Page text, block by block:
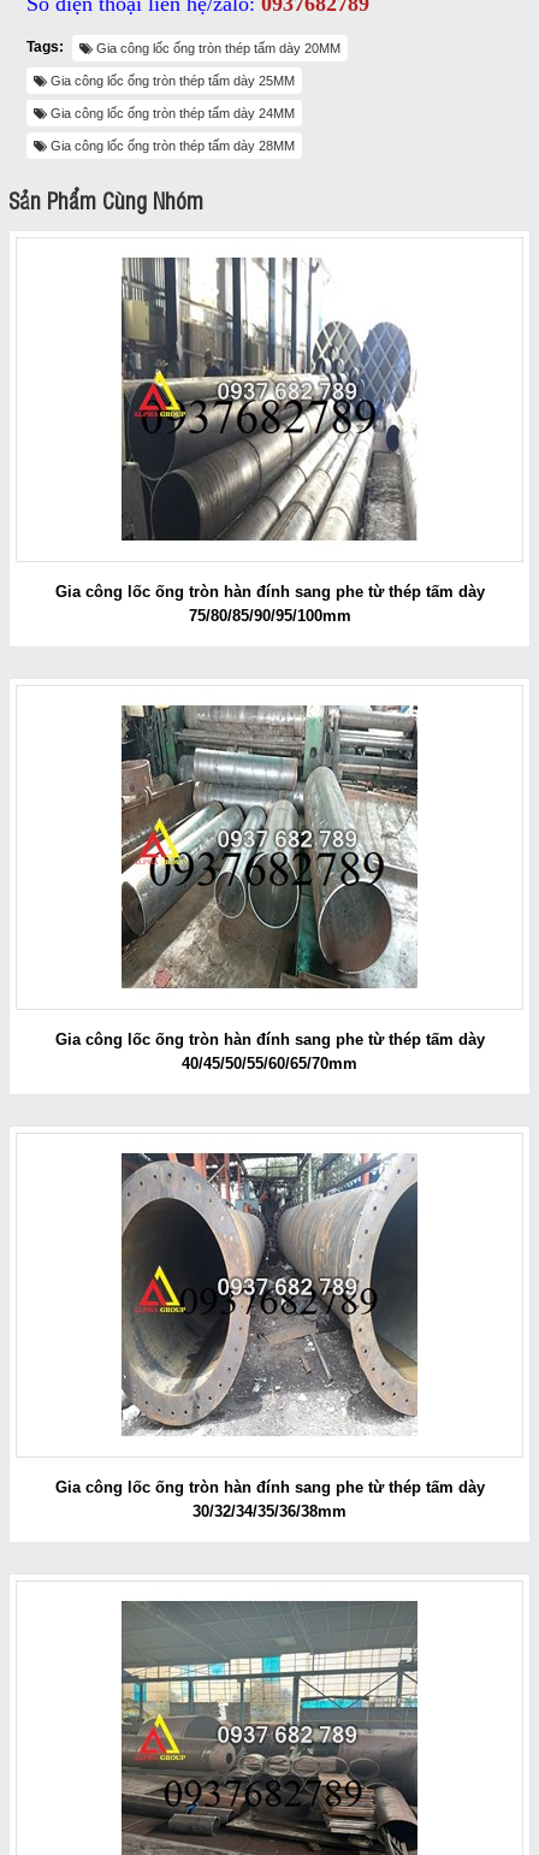
Tags: Gia công lốc ống tròn thép tấm dày 20MM
Gia công lốc ống tròn thép tấm dày 25MM
Gia công lốc ống tròn thép tấm dày 24MM
Gia công lốc ống tròn thép tấm dày 28MM
Sản Phẩm Cùng Nhóm
Gia công lốc ống tròn hàn đính sang phe từ thép tấm dày
75/80/85/90/95/100mm
Gia công lốc ống tròn hàn đính sang phe từ thép tấm dày
40/45/50/55/60/65/70mm
Gia công lốc ống tròn hàn đính sang phe từ thép tấm dày
30/32/34/35/36/38mm